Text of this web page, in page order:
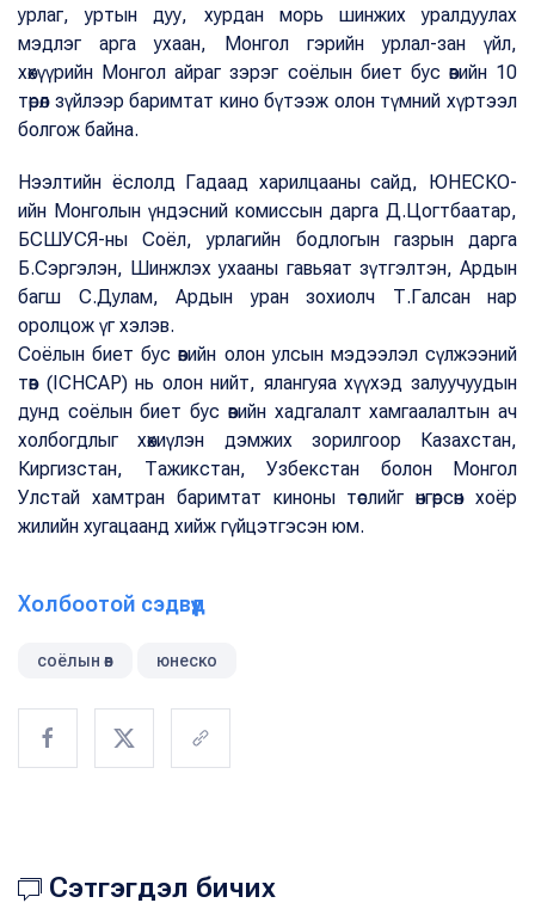
урлаг, уртын дуу, хурдан морь шинжих уралдуулах
мэдлэг арга ухаан, Монгол гэрийн урлал-зан үйл,
хөхүүрийн Монгол айраг зэрэг соёлын биет бус өвийн 10
төрөл зүйлээр баримтат кино бүтээж олон түмний хүртээл
болгож байна.
Нээлтийн ёслолд Гадаад харилцааны сайд, ЮНЕСКО-
ийн Монголын үндэсний комиссын дарга Д.Цогтбаатар,
БСШУСЯ-ны Соёл, урлагийн бодлогын газрын дарга
Б.Сэргэлэн, Шинжлэх ухааны гавьяат зүтгэлтэн, Ардын
багш С.Дулам, Ардын уран зохиолч Т.Галсан нар
оролцож үг хэлэв.
Соёлын биет бус өвийн олон улсын мэдээлэл сүлжээний
төв (ICHCAP) нь олон нийт, ялангуяа хүүхэд залуучуудын
дунд соёлын биет бус өвийн хадгалалт хамгаалалтын ач
холбогдлыг хөхиүлэн дэмжих зорилгоор Казахстан,
Киргизстан, Тажикстан, Узбекстан болон Монгол
Улстай хамтран баримтат киноны төслийг өнгөрсөн хоёр
жилийн хугацаанд хийж гүйцэтгэсэн юм.
Холбоотой сэдвүүд
соёлын өв юнеско
Сэтгэгдэл бичих